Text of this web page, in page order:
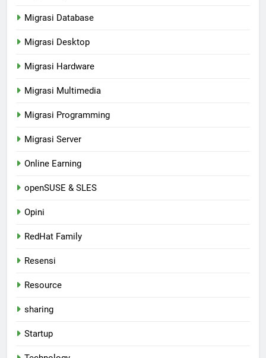
Migrasi Database
Migrasi Desktop
Migrasi Hardware
Migrasi Multimedia
Migrasi Programming
Migrasi Server
Online Earning
openSUSE & SLES
Opini
RedHat Family
Resensi
Resource
sharing
Startup